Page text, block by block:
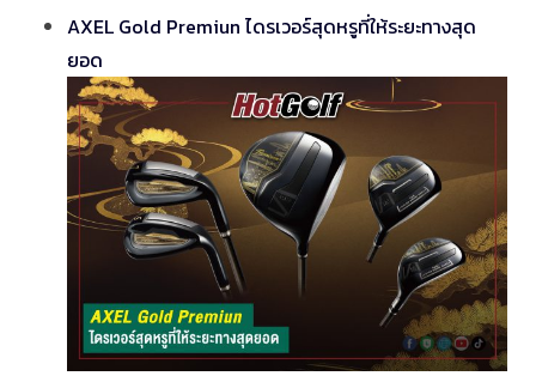
AXEL Gold Premiun ไดรเวอร์สุดหรูที่ให้ระยะทางสุด
ยอด